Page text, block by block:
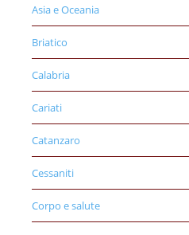
Asia e Oceania
Briatico
Calabria
Cariati
Catanzaro
Cessaniti
Corpo e salute